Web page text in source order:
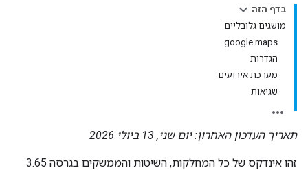
בדף הזה
מושגים גלובליים
google.maps
הגדרות
מערכת אירועים
שגיאות
תאריך העדכון האחרון: יום שני, 13 ביולי 2026
זהו אינדקס של כל המחלקות, השיטות והממשקים בגרסה 3.65